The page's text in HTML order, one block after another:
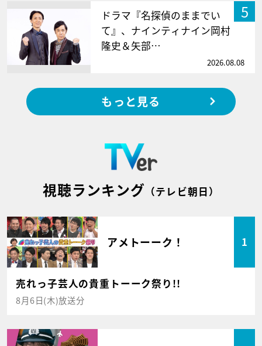
5
ドラマ『名探偵のままでい
て』、ナインティナイン岡村
隆史＆矢部…
2026.08.08
もっと見る
視聴ランキング （テレビ朝日）
アメトーーク！ 1
売れっ子芸人の貴重トーーク祭り!!
8月6日(木)放送分